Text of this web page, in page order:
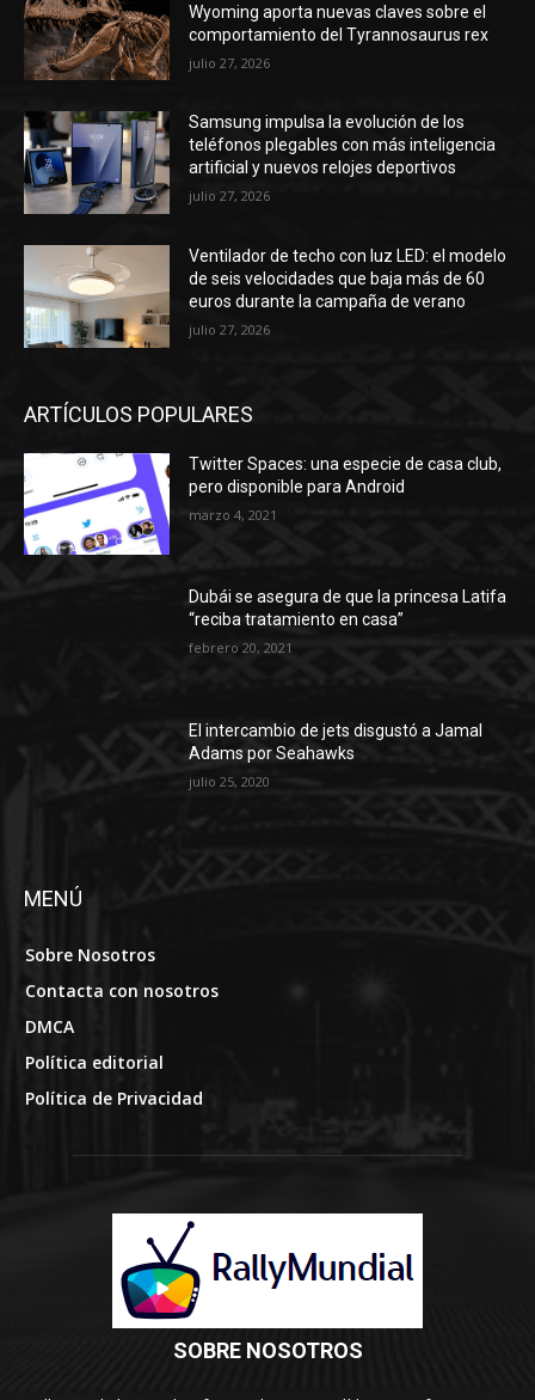
Wyoming aporta nuevas claves sobre el
comportamiento del Tyrannosaurus rex
julio 27, 2026
Samsung impulsa la evolución de los
teléfonos plegables con más inteligencia
artificial y nuevos relojes deportivos
julio 27, 2026
Ventilador de techo con luz LED: el modelo
de seis velocidades que baja más de 60
euros durante la campaña de verano
julio 27, 2026
ARTÍCULOS POPULARES
Twitter Spaces: una especie de casa club,
pero disponible para Android
marzo 4, 2021
Dubái se asegura de que la princesa Latifa
“reciba tratamiento en casa”
febrero 20, 2021
El intercambio de jets disgustó a Jamal
Adams por Seahawks
julio 25, 2020
MENÚ
Sobre Nosotros
Contacta con nosotros
DMCA
Política editorial
Política de Privacidad
SOBRE NOSOTROS